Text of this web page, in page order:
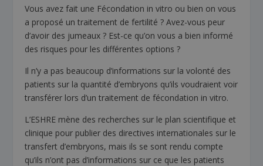
Vous avez fait une Fécondation in vitro ou bien on vous
a proposé un traitement de fertilité ? Avez-vous peur
d’avoir des jumeaux ? Est-ce qu’on vous a bien informé
des risques pour les différentes options ?
Il n’y a pas beaucoup d’informations sur la volonté des
patients sur la quantité d’embryons qu’ils voudraient voir
transférer lors d’un traitement de fécondation in vitro.
L’ESHRE mène des recherches sur le plan scientifique et
clinique pour publier des directives internationales sur le
transfert d’embryons, mais ils se sont rendu compte
qu’ils n’ont pas d’informations sur ce que les patients